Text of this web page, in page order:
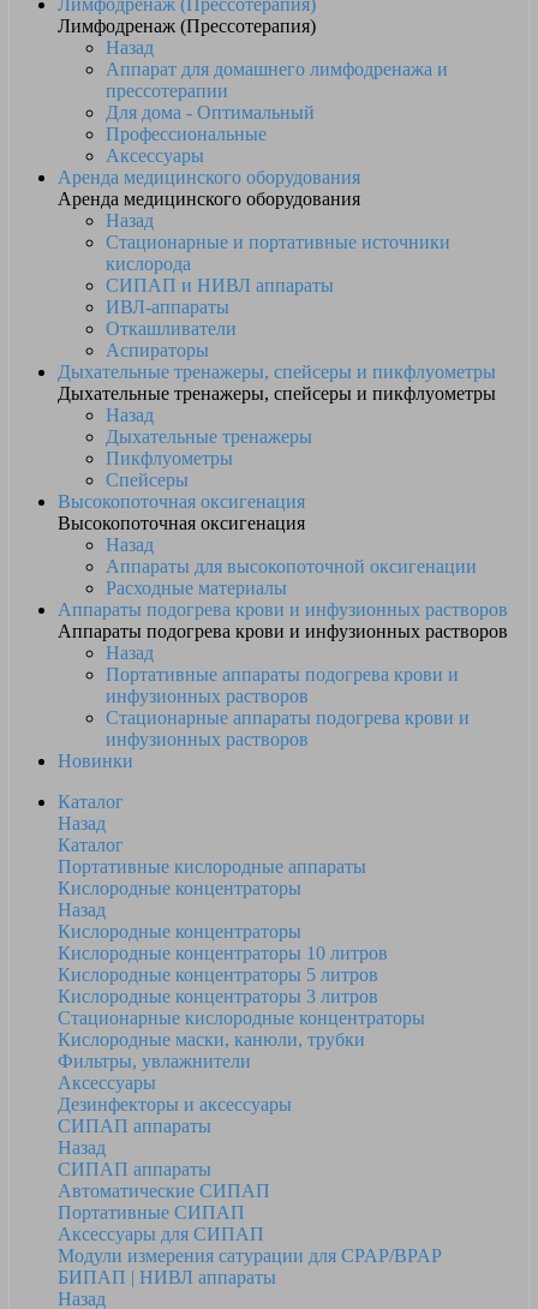
Лимфодренаж (Прессотерапия)
Лимфодренаж (Прессотерапия)
Назад
Аппарат для домашнего лимфодренажа и
прессотерапии
Для дома - Оптимальный
Профессиональные
Аксессуары
Аренда медицинского оборудования
Аренда медицинского оборудования
Назад
Стационарные и портативные источники
кислорода
СИПАП и НИВЛ аппараты
ИВЛ-аппараты
Откашливатели
Аспираторы
Дыхательные тренажеры, спейсеры и пикфлуометры
Дыхательные тренажеры, спейсеры и пикфлуометры
Назад
Дыхательные тренажеры
Пикфлуометры
Спейсеры
Высокопоточная оксигенация
Высокопоточная оксигенация
Назад
Аппараты для высокопоточной оксигенации
Расходные материалы
Аппараты подогрева крови и инфузионных растворов
Аппараты подогрева крови и инфузионных растворов
Назад
Портативные аппараты подогрева крови и
инфузионных растворов
Стационарные аппараты подогрева крови и
инфузионных растворов
Новинки
Каталог
Назад
Каталог
Портативные кислородные аппараты
Кислородные концентраторы
Назад
Кислородные концентраторы
Кислородные концентраторы 10 литров
Кислородные концентраторы 5 литров
Кислородные концентраторы 3 литров
Стационарные кислородные концентраторы
Кислородные маски, канюли, трубки
Фильтры, увлажнители
Аксессуары
Дезинфекторы и аксессуары
СИПАП аппараты
Назад
СИПАП аппараты
Автоматические СИПАП
Портативные СИПАП
Аксессуары для СИПАП
Модули измерения сатурации для CPAP/BPAP
БИПАП | НИВЛ аппараты
Назад